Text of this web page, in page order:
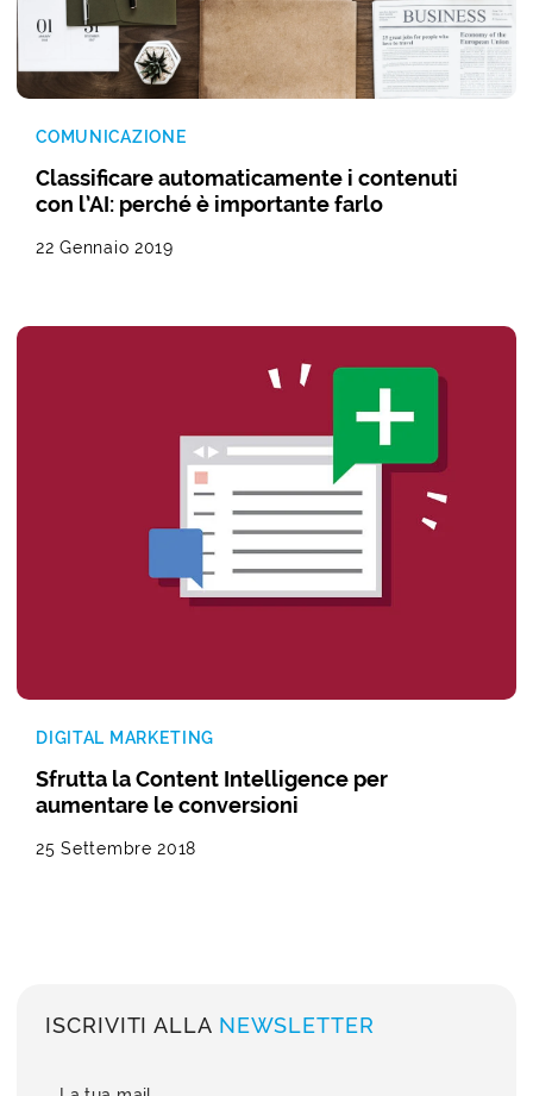
COMUNICAZIONE
Classificare automaticamente i contenuti
con l’AI: perché è importante farlo
22 Gennaio 2019
DIGITAL MARKETING
Sfrutta la Content Intelligence per
aumentare le conversioni
25 Settembre 2018
ISCRIVITI ALLA NEWSLETTER